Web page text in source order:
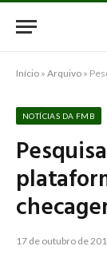
Início » Arquivo »
NOTÍCIAS DA FMB
17 de outubro de